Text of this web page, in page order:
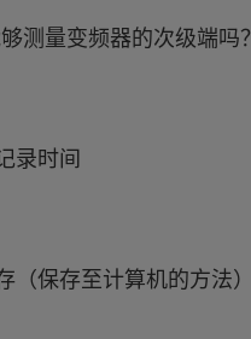
测量变频器的次级端吗？
录时间
保存至计算机的方法）